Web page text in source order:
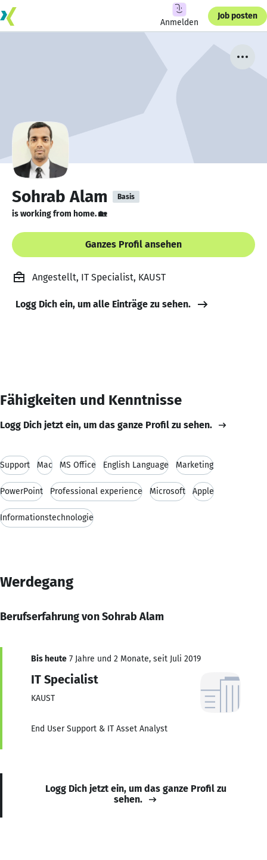
Anmelden
Job posten
Sohrab Alam Basis
is working from home. 🏡
Ganzes Profil ansehen
Angestellt, IT Specialist, KAUST
Logg Dich ein, um alle Einträge zu sehen.
Fähigkeiten und Kenntnisse
Logg Dich jetzt ein, um das ganze Profil zu sehen.
Support Mac MS Office English Language Marketing
PowerPoint Professional experience Microsoft Apple
Informationstechnologie
Werdegang
Berufserfahrung von Sohrab Alam
Bis heute 7 Jahre und 2 Monate, seit Juli 2019
IT Specialist
KAUST
End User Support & IT Asset Analyst
Logg Dich jetzt ein, um das ganze Profil zu
sehen.